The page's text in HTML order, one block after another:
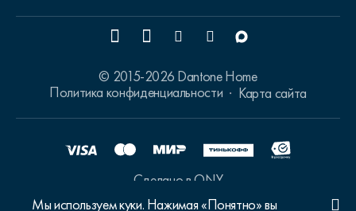
Мы используем куки. Нажимая «Понятно» вы
© 2015-2026 Dantone Home
Политика конфиденциальности
Карта сайта
Сделано в ONY